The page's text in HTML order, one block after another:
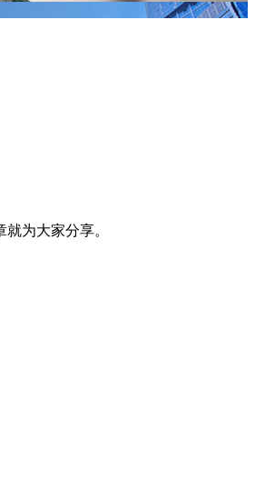
为大家分享。